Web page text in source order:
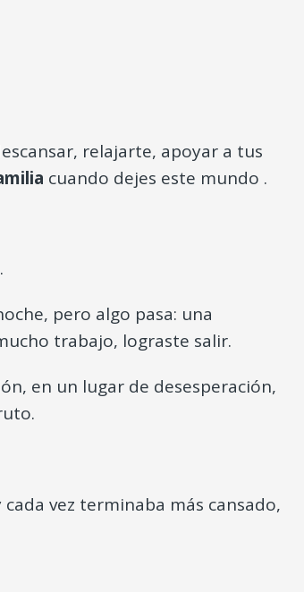
relajarte, apoyar a tus
cuando dejes este mundo .
pero algo pasa: una
trabajo, lograste salir.
en un lugar de desesperación,
vez terminaba más cansado,